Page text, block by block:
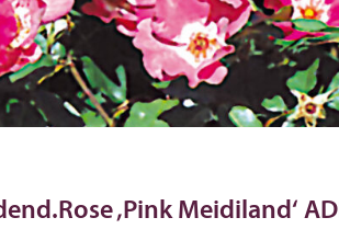
‚Pink Meidiland‘